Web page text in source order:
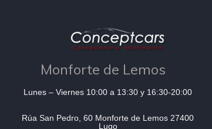
Monforte de Lemos
Lunes – Viernes 10:00 a 13:30 y 16:30-20:00
Rúa San Pedro, 60 Monforte de Lemos 27400
Lugo